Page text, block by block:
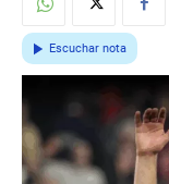
Escuchar nota